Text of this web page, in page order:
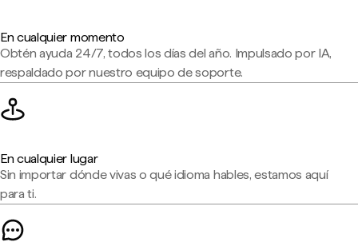
En cualquier momento
Obtén ayuda 24/7, todos los días del año. Impulsado por IA,
respaldado por nuestro equipo de soporte.
En cualquier lugar
Sin importar dónde vivas o qué idioma hables, estamos aquí
para ti.